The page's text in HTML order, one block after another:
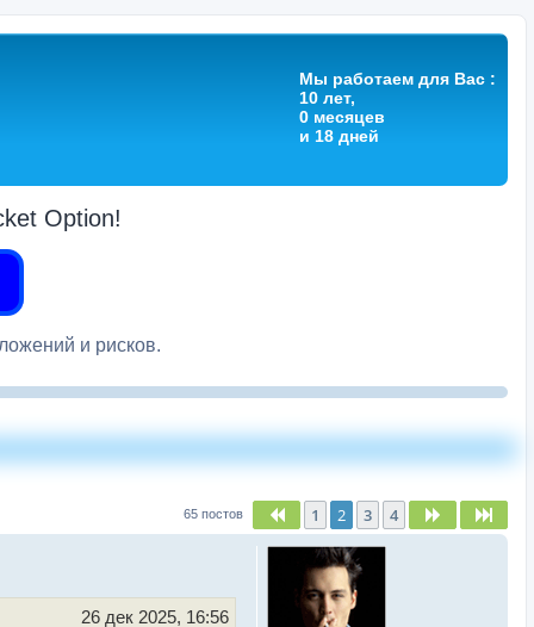
Мы работаем для Вас :
10 лет,
0 месяцев
и 18 дней
Option!
и рисков.
65 постов Пред.
1 2 3 4 След.
26 дек 2025, 16:56